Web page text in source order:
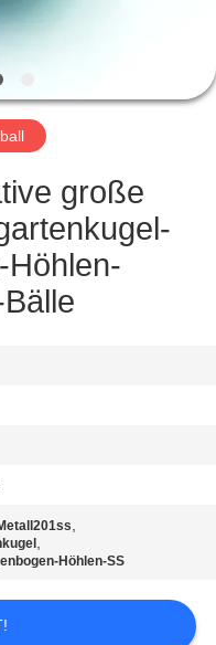
große
Höhlen-
,
,
Höhlen-SS